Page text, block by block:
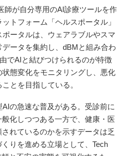
師が自分専用のAI診療ツールを作
トフォーム「ヘルスポータル」
ータルは、ウェアラブルやスマ
ータを集約し、dBMと組み合わ
でAIと結びつけられるのが特徴
態変化をモニタリングし、悪化
とを目指している。
の急速な普及がある。受診前に
化しつつある一方で、健康・医
れているのかを示すデータは乏
りを進める立場として、Tech